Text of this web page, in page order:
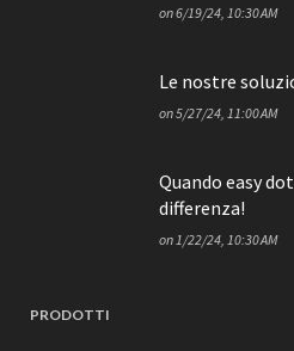
on6/19/24, 10:30 AM
Le nostre
on5/27/24, 11:00 AM
Quando easy
differenza!
on 1/22/24, 10:30 AM
PRODOTTI